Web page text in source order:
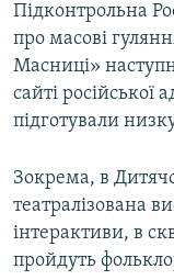
Усі сайти RFE/RL
Підконтрольна
про масові
Масниці»
сайті російської
підготували
Зокрема, в
театралізована
інтерактиви, в
пройдуть